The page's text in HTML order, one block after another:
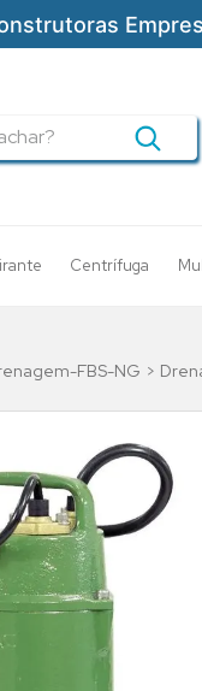
Centrífuga
FBS-NG